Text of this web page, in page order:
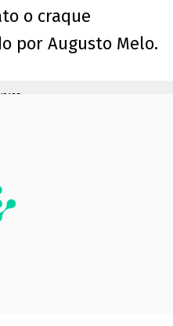
o craque
por Augusto Melo.